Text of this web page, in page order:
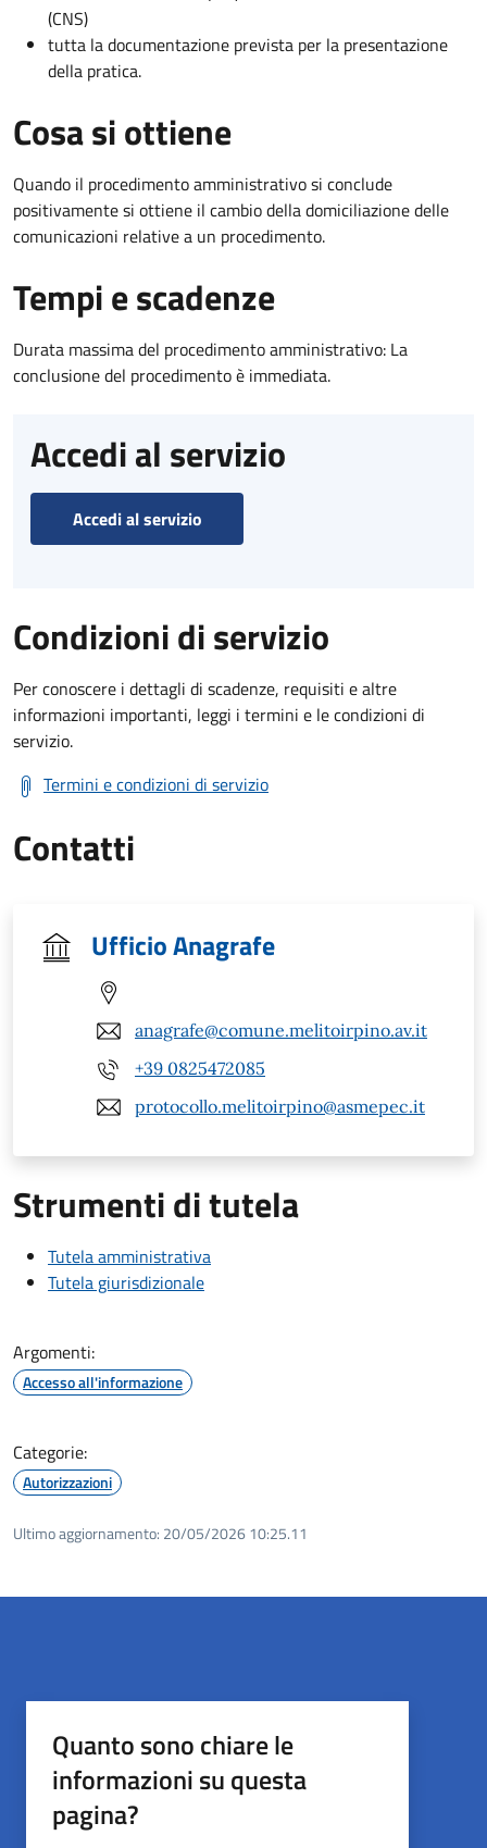
(CNS)
tutta la documentazione prevista per la presentazione
della pratica.
Cosa si ottiene
Quando il procedimento amministrativo si conclude
positivamente si ottiene il cambio della domiciliazione delle
comunicazioni relative a un procedimento.
Tempi e scadenze
Durata massima del procedimento amministrativo: La
conclusione del procedimento è immediata.
Accedi al servizio
Accedi al servizio
Condizioni di servizio
Per conoscere i dettagli di scadenze, requisiti e altre
informazioni importanti, leggi i termini e le condizioni di
servizio.
Termini e condizioni di servizio
Contatti
Ufficio Anagrafe
anagrafe@comune.melitoirpino.av.it
+39 0825472085
protocollo.melitoirpino@asmepec.it
Strumenti di tutela
Tutela amministrativa
Tutela giurisdizionale
Argomenti:
Accesso all'informazione
Categorie:
Autorizzazioni
Ultimo aggiornamento: 20/05/2026 10:25.11
Quanto sono chiare le
informazioni su questa
pagina?